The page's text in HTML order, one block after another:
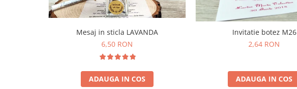
Mesaj in sticla LAVANDA
6,50 RON
ADAUGA IN COS
Invitatie botez M26
2,64 RON
ADAUGA IN COS